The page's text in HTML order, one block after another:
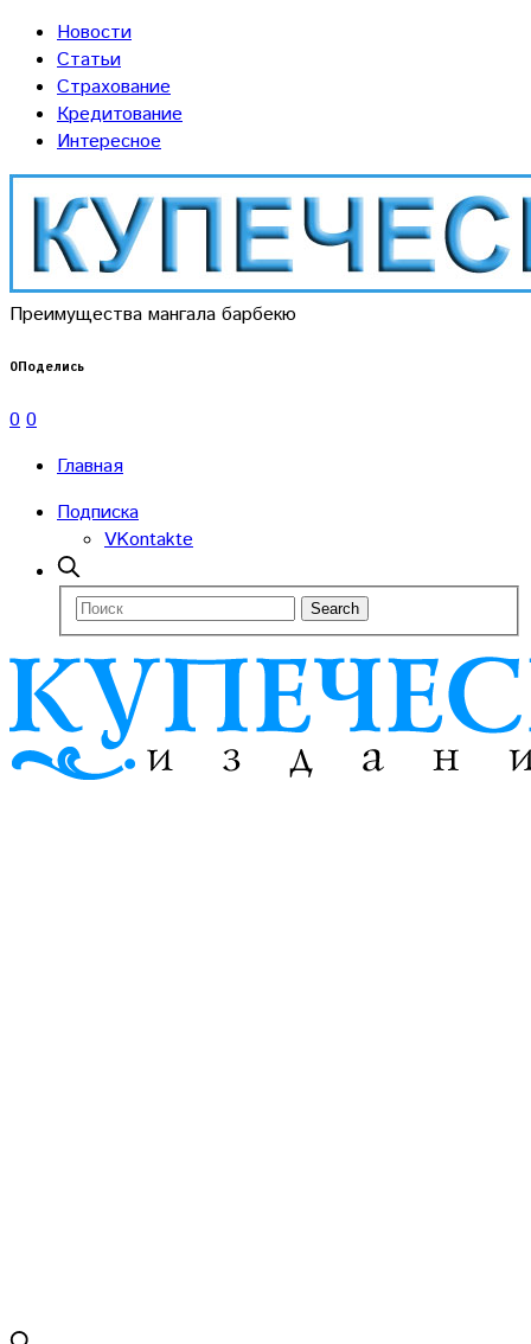
Новости
Статьи
Страхование
Кредитование
Интересное
Преимущества мангала барбекю
0Поделись
0 0
Главная
Подписка
VKontakte